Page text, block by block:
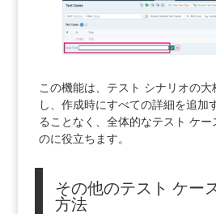
この機能は、テスト シナリオの
し、作成時にすべての詳細を追加
ることなく、全体的なテスト ケー
のに役立ちます。
その他のテスト ケー
方法